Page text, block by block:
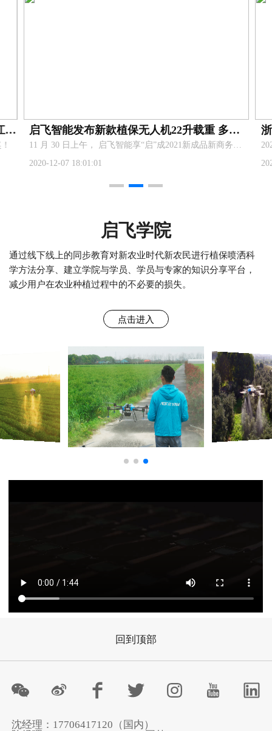
启飞智能发布新款植保无人机22升载重 多功能机架 AG3Pro核心部件
​11 月 30 日上午， 启飞智能享“启”成2021新成品新商务发布会在杭州举行,共同见证探讨科技对农业行业的推动，展望智慧农业新发展。
18:01:01
2020-10-09 10:53:20
启飞学院
通过线下线上的同步教育对新农业时代新农民进行植保喷洒科
学方法分享、建立学院与学员、学员与专家的知识分享平台，
减少用户在农业种植过程中的不必要的损失。
点击进入
回到顶部
沈经理：17706417120（国内）